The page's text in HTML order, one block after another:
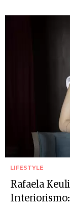
LIFESTYLE
Rafaela